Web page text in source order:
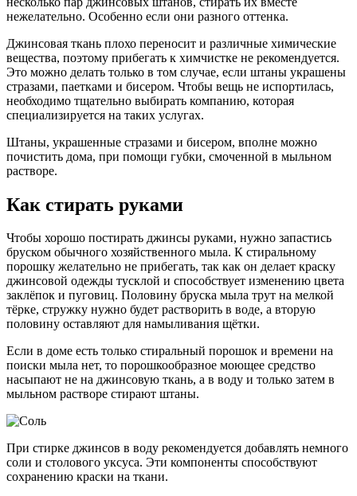
нежелательно. Особенно если они разного оттенка.
Джинсовая ткань плохо переносит и различные химические
вещества, поэтому прибегать к химчистке не рекомендуется.
Это можно делать только в том случае, если штаны украшены
стразами, паетками и бисером. Чтобы вещь не испортилась,
необходимо тщательно выбирать компанию, которая
специализируется на таких услугах.
Штаны, украшенные стразами и бисером, вполне можно
почистить дома, при помощи губки, смоченной в мыльном
растворе.
Как стирать руками
Чтобы хорошо постирать джинсы руками, нужно запастись
бруском обычного хозяйственного мыла. К стиральному
порошку желательно не прибегать, так как он делает краску
джинсовой одежды тусклой и способствует изменению цвета
заклёпок и пуговиц. Половину бруска мыла трут на мелкой
тёрке, стружку нужно будет растворить в воде, а вторую
половину оставляют для намыливания щётки.
Если в доме есть только стиральный порошок и времени на
поиски мыла нет, то порошкообразное моющее средство
насыпают не на джинсовую ткань, а в воду и только затем в
мыльном растворе стирают штаны.
При стирке джинсов в воду рекомендуется добавлять немного
соли и столового уксуса. Эти компоненты способствуют
сохранению краски на ткани.